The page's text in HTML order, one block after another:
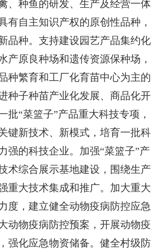
、种鱼的研发、生产及经营一体
有自主知识产权的原创性品种，
品种。支持建设园艺产品集约化
产原良种场和遗传资源保种场，
种繁育和工厂化育苗中心为主的
种子种苗产业化发展、商品化开
批“菜篮子”产品重大科技专项，
键新技术、新模式，培育一批科
强的科技企业。加强“菜篮子”产
术综合展示基地建设，围绕生产
重大技术集成和推广。加大重大
度，建立健全动物疫病防控应急
动物疫病防控预案，开展动物疫
强化应急物资储备。健全村级防